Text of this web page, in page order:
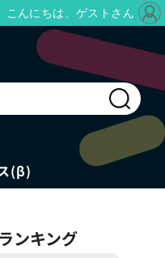
(β)
ンキング
こんにちは、ゲストさん